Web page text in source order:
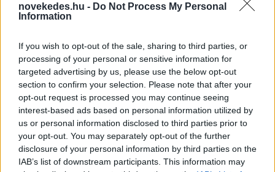
novekedes.hu - Do Not Process My Personal
Information
If you wish to opt-out of the sale, sharing to third parties, or
processing of your personal or sensitive information for
targeted advertising by us, please use the below opt-out
section to confirm your selection. Please note that after your
opt-out request is processed you may continue seeing
interest-based ads based on personal information utilized by
us or personal information disclosed to third parties prior to
your opt-out. You may separately opt-out of the further
disclosure of your personal information by third parties on the
IAB’s list of downstream participants. This information may
Hosszas előkészítő munka után 2024. január
1-jén indult el az eÁFA-rendszer, amely a
magyar adórendszer digitalizációjának
újabb fontos mérföldköve. Januárban még
csak az adatlekérdezési szolgáltatásokat
érhetik el az adózók, a bevallási funkciók
február 1-jén válnak élessé. Az eÁFA-